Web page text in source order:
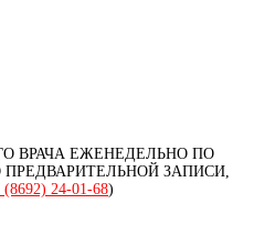
ВРАЧА ЕЖЕНЕДЕЛЬНО ПО
ЗАПИСИ,
(8692) 24-01-68)